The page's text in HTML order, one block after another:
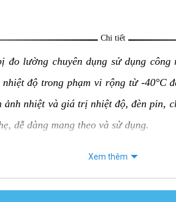
Chi tiết
đo lường chuyên dụng sử dụng
độ trong phạm vi rộng từ -40°C
nhiệt và giá trị nhiệt độ, đèn pin,
dễ dàng mang theo và sử dụng.
vật thể mà không cần tiếp xúc trực
Xem thêm